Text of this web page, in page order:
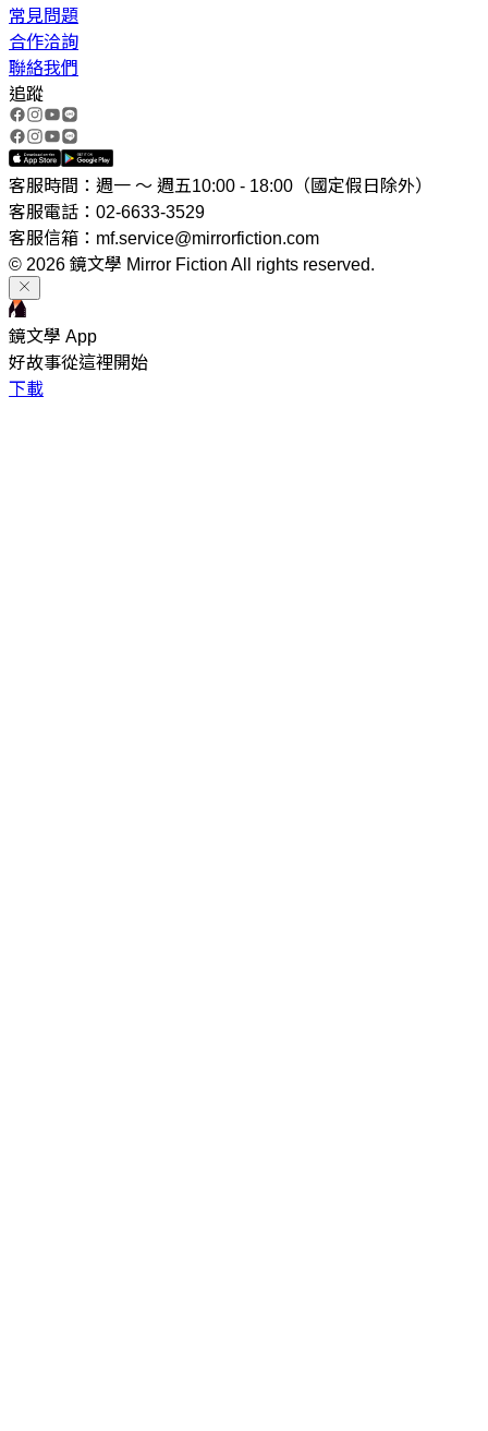
常見問題
合作洽詢
聯絡我們
追蹤
客服時間：週一 ～ 週五10:00 - 18:00（國定假日除外）
客服電話：02-6633-3529
客服信箱：mf.service@mirrorfiction.com
© 2026 鏡文學 Mirror Fiction All rights reserved.
鏡文學 App
好故事從這裡開始
下載